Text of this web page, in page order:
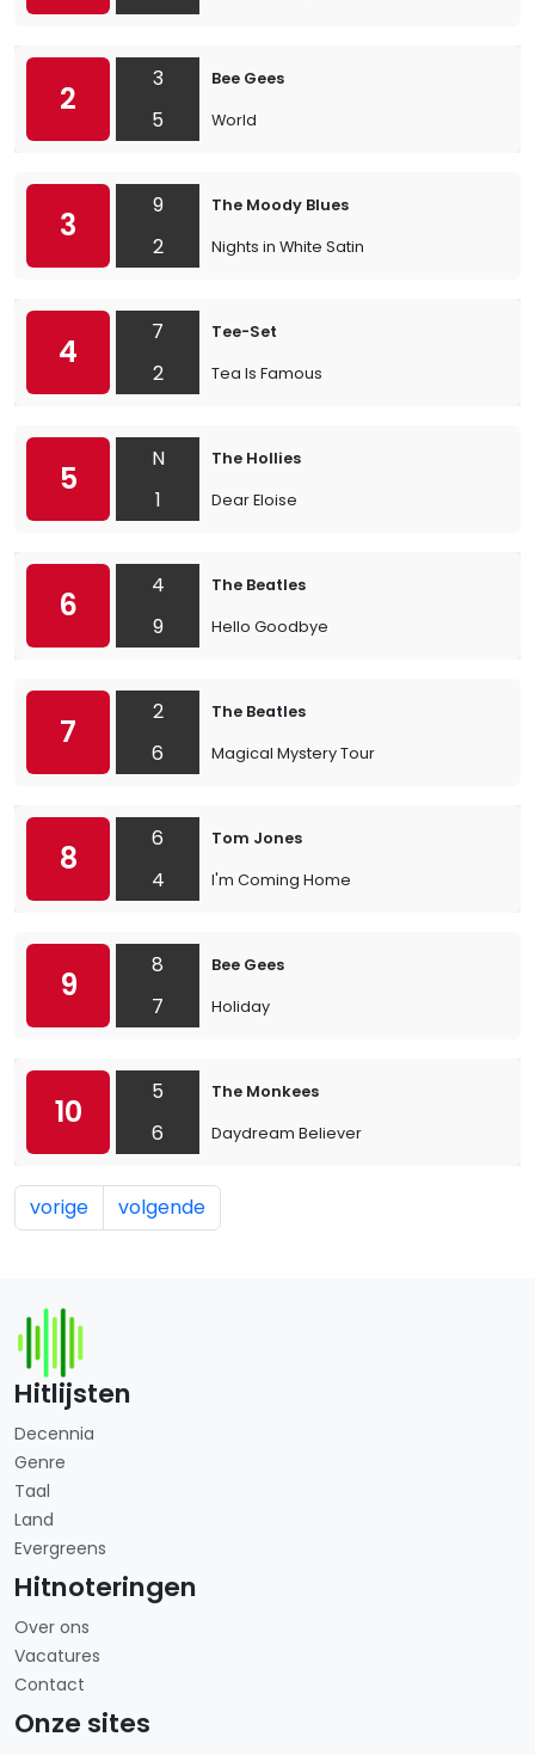
2
3
5
Bee Gees
World
3
9
2
The Moody Blues
Nights in White Satin
4
7
2
Tee-Set
Tea Is Famous
5
N
1
The Hollies
Dear Eloise
6
4
9
The Beatles
Hello Goodbye
7
2
6
The Beatles
Magical Mystery Tour
8
6
4
Tom Jones
I'm Coming Home
9
8
7
Bee Gees
Holiday
10
5
6
The Monkees
Daydream Believer
vorige volgende
Hitlijsten
Decennia
Genre
Taal
Land
Evergreens
Hitnoteringen
Over ons
Vacatures
Contact
Onze sites